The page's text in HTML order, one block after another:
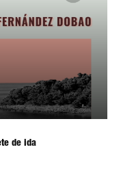
de ida